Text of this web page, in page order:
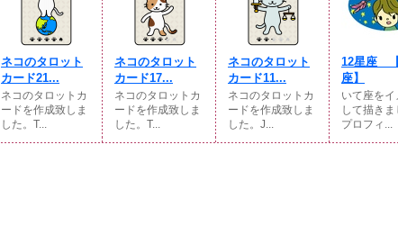
ネコのタロット
カード21...
ネコのタロットカ
ードを作成致しま
した。T...
ネコのタロット
カード17...
ネコのタロットカ
ードを作成致しま
した。T...
ネコのタロット
カード11...
ネコのタロットカ
ードを作成致しま
した。J...
12星座
座】
いて座をイ
して描きま
プロフィ...